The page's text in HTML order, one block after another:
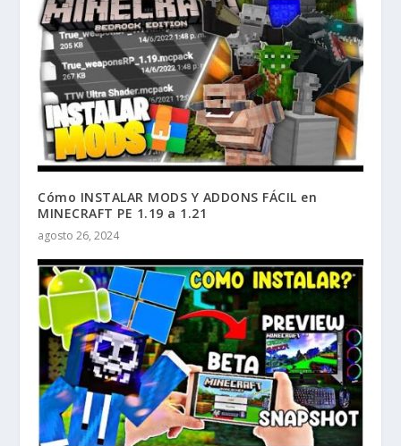
Cómo INSTALAR MODS Y ADDONS FÁCIL en
MINECRAFT PE 1.19 a 1.21
agosto 26, 2024